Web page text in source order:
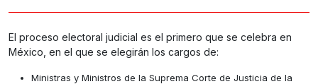
El proceso electoral judicial es el primero que se celebra en
México, en el que se elegirán los cargos de:
Ministras y Ministros de la Suprema Corte de Justicia de la